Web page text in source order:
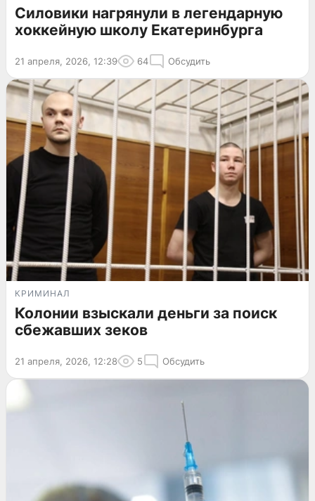
Силовики нагрянули в легендарную
хоккейную школу Екатеринбурга
21 апреля, 2026, 12:39 64 Обсудить
КРИМИНАЛ
Колонии взыскали деньги за поиск
сбежавших зеков
21 апреля, 2026, 12:28 5 Обсудить